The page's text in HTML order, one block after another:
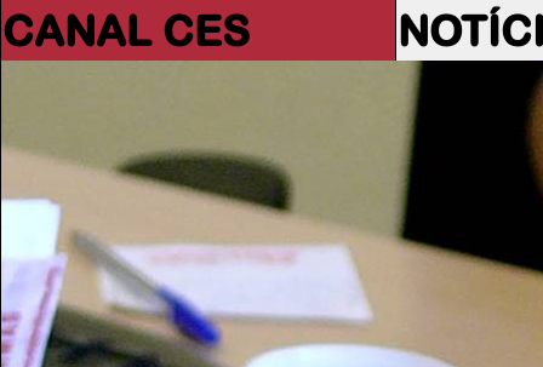
CANAL CES